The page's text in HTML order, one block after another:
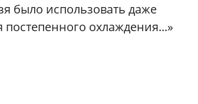
было использовать даже
охлаждения...»